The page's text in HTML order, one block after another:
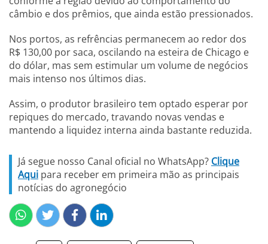
câmbio e dos prêmios, que ainda estão pressionados.
Nos portos, as refrências permanecem ao redor dos
R$ 130,00 por saca, oscilando na esteira de Chicago e
do dólar, mas sem estimular um volume de negócios
mais intenso nos últimos dias.
Assim, o produtor brasileiro tem optado esperar por
repiques do mercado, travando novas vendas e
mantendo a liquidez interna ainda bastante reduzida.
Já segue nosso Canal oficial no WhatsApp? Clique
Aqui para receber em primeira mão as principais
notícias do agronegócio